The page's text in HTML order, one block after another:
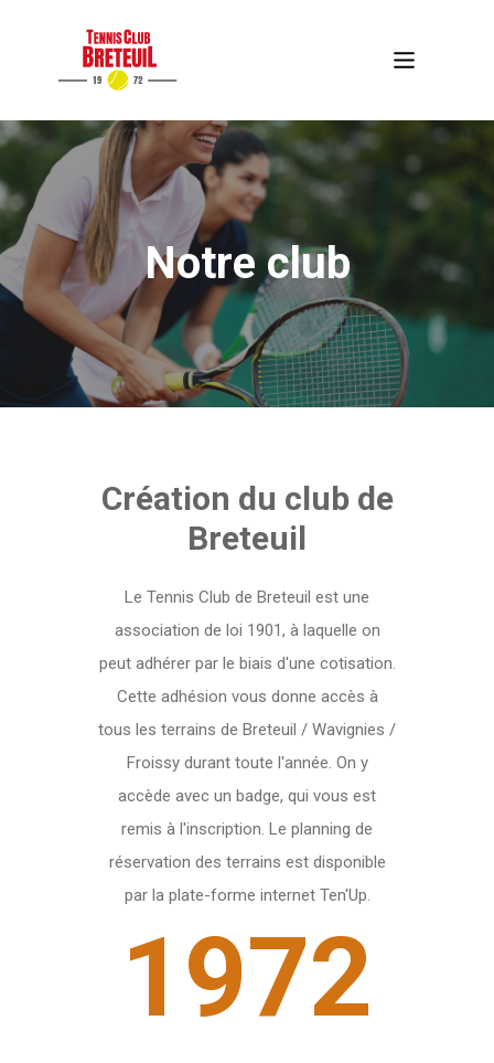
Notre club
Création du club de
Breteuil
Le Tennis Club de Breteuil est une
association de loi 1901, à laquelle on
peut adhérer par le biais d'une cotisation.
Cette adhésion vous donne accès à
tous les terrains de Breteuil / Wavignies /
Froissy durant toute l'année. On y
accède avec un badge, qui vous est
remis à l'inscription. Le planning de
réservation des terrains est disponible
par la plate-forme internet Ten'Up.
1972